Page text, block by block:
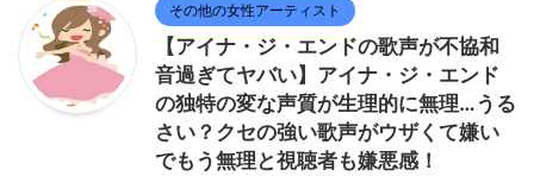
その他の女性アーティスト
【アイナ・ジ・エンドの歌声が不協和
音過ぎてヤバい】アイナ・ジ・エンド
の独特の変な声質が生理的に無理…うる
さい？クセの強い歌声がウザくて嫌い
でもう無理と視聴者も嫌悪感！